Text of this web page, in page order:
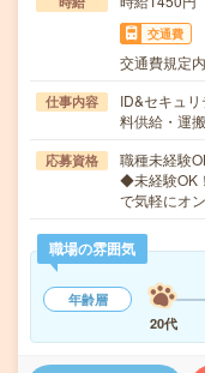
交通費
交通費規定
仕事内容
ID&セキュ
料供給・運
応募資格
職種未経験
◆未経験OK
で気軽にオ
職場の雰囲気
年齢層
20代